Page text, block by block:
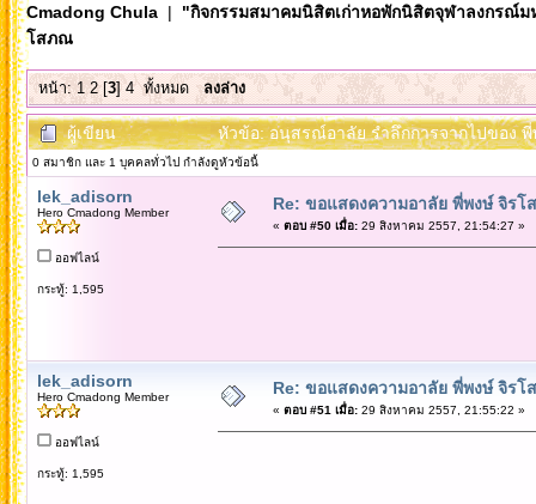
Cmadong Chula| "กิจกรรมสมาคมนิสิตเก่าหอพักนิสิตจุฬาลงกรณ์ม
โสภณ
หน้า:1 2[3]4 ทั้งหมด ลงล่าง
ผู้เขียน หัวข้อ: อนุสรณ์อาลัย รำลึกการจากไปของ
0 สมาชิก และ 1 บุคคลทั่วไป กำลังดูหัวข้อนี้
lek_adisorn
Hero Cmadong Member
ออฟไลน์
กระทู้: 1,595
Re: ขอแสดงความอาลัย พี่พงษ์ จิร
« ตอบ #50 เมื่อ:29 สิงหาคม 2557, 21:54:27 »
lek_adisorn
Hero Cmadong Member
ออฟไลน์
กระทู้: 1,595
Re: ขอแสดงความอาลัย พี่พงษ์ จิร
« ตอบ #51 เมื่อ:29 สิงหาคม 2557, 21:55:22 »